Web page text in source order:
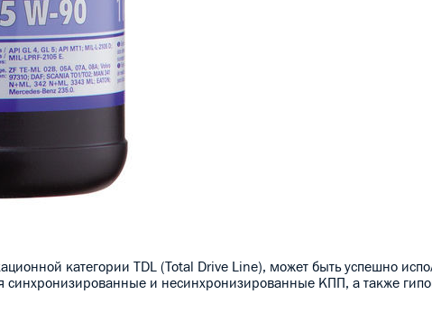
категории TDL (Total Drive Line), может быть успешно
синхронизированные и несинхронизированные КПП, а также